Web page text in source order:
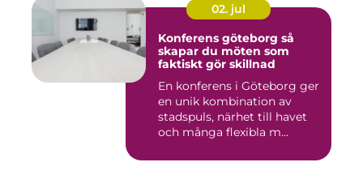
02. jul
Konferens göteborg så
skapar du möten som
faktiskt gör skillnad
En konferens i Göteborg ger
en unik kombination av
stadspuls, närhet till havet
och många flexibla m...